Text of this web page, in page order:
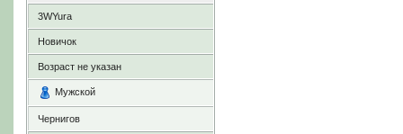
3WYura
Новичок
Возраст не указан
Мужской
Чернигов